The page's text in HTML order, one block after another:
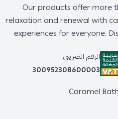
Our products offer more
relaxation and renewal with
experiences for everyone.
الرقم الضريبي
300952308600003